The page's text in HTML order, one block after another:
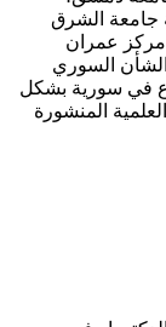
جامعة الشرق
عمران
الشأن السوري
في سورية بشكل
المنشورة